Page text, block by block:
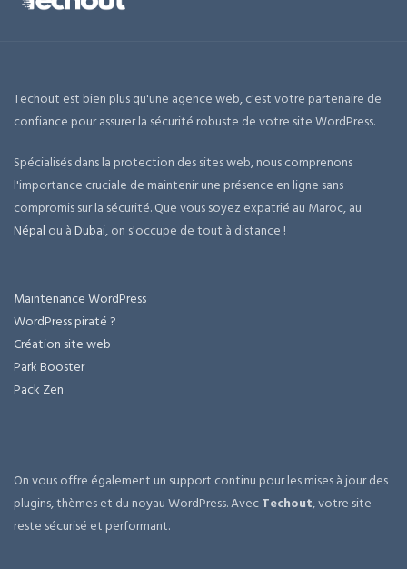
Techout est bien plus qu'une agence web, c'est votre partenaire de
confiance pour assurer la sécurité robuste de votre site WordPress.
Spécialisés dans la protection des sites web, nous comprenons
l'importance cruciale de maintenir une présence en ligne sans
compromis sur la sécurité. Que vous soyez expatrié au Maroc, au
Népal ou àDubai, on s'occupe de tout à distance !
Maintenance WordPress
WordPress piraté ?
Création site web
Park Booster
Pack Zen
On vous offre également un support continu pour les mises à jour des
plugins, thèmes et du noyau WordPress. AvecTechout, votre site
reste sécurisé et performant.